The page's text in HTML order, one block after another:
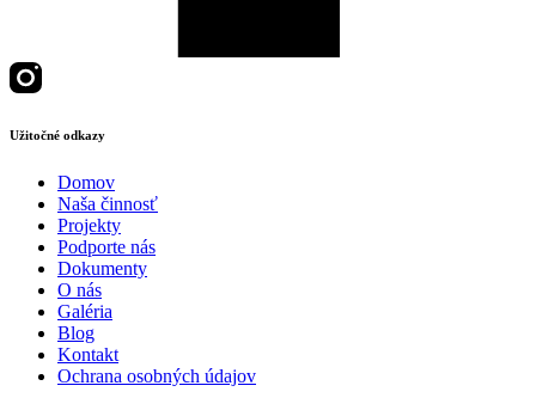
Užitočné odkazy
Domov
Naša činnosť
Projekty
Podporte nás
Dokumenty
O nás
Galéria
Blog
Kontakt
Ochrana osobných údajov